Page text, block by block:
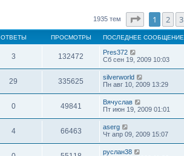
1935 тем Страница 1
1 2 3
ОТВЕТЫ ПРОСМОТРЫ ПОСЛЕДНЕЕ СООБЩЕНИЕ
3 132472
Pres372
Сб сен 19, 2009 10:03
29 335625
silverworld
Пн авг 10, 2009 13:29
0 49841
Вячуслав
Пт июн 19, 2009 01:01
4 66463
aserg
Чт апр 09, 2009 15:07
руслан38